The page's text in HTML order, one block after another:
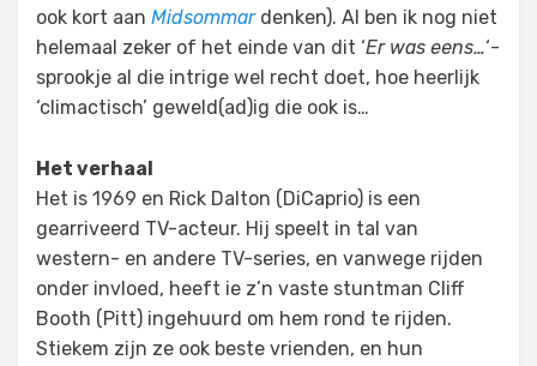
ook kort aan Midsommardenken). Al ben ik nog niet
helemaal zeker of het einde van dit ‘Er was eens…‘-
sprookje al die intrige wel recht doet, hoe heerlijk
‘climactisch’ geweld(ad)ig die ook is…
Het verhaal
Het is 1969 en Rick Dalton (DiCaprio) is een
gearriveerd TV-acteur. Hij speelt in tal van
western- en andere TV-series, en vanwege rijden
onder invloed, heeft ie z’n vaste stuntman Cliff
Booth (Pitt) ingehuurd om hem rond te rijden.
Stiekem zijn ze ook beste vrienden, en hun